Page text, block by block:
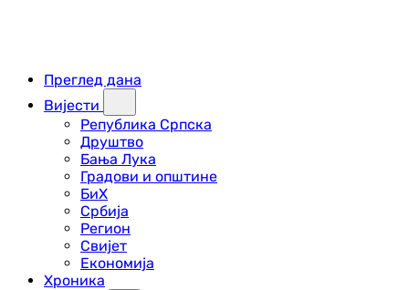
Преглед дана
Вијести
Република Српска
Друштво
Бања Лука
Градови и општине
БиХ
Србија
Регион
Свијет
Економија
Хроника